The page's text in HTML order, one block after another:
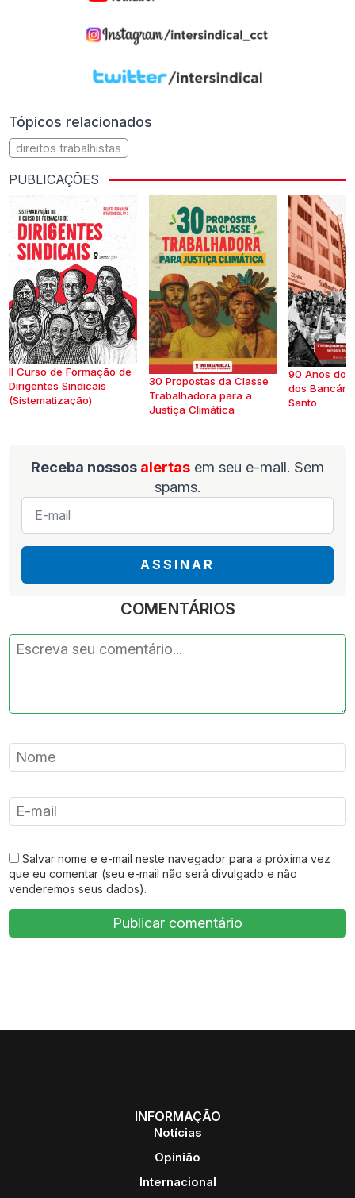
Tópicos relacionados
direitos trabalhistas
PUBLICAÇÕES
II Curso de Formação de
Dirigentes Sindicais
(Sistematização)
30 Propostas da Classe
Trabalhadora para a
Justiça Climática
90 Anos do
dos
Santo
Receba nossos alertas em seu e-mail. Sem
spams.
E-
mail
ASSINAR
COMENTÁRIOS
Salvar nome e e-mail neste navegador para a próxima vez
que eu comentar (seu e-mail não será divulgado e não
venderemos seus dados).
INFORMAÇÃO
Notícias
Opinião
Internacional